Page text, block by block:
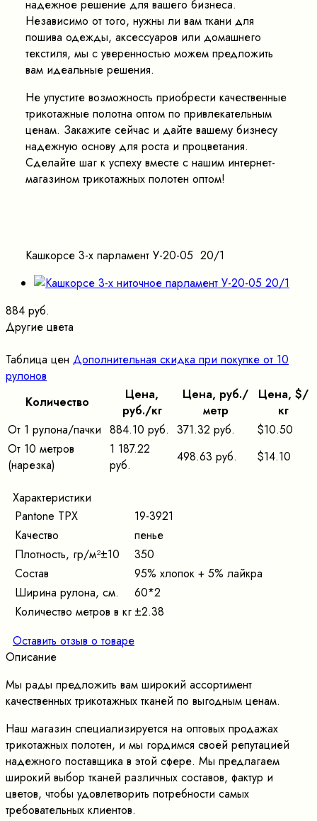
надежное решение для вашего бизнеса.
Независимо от того, нужны ли вам ткани для
пошива одежды, аксессуаров или домашнего
текстиля, мы с уверенностью можем предложить
вам идеальные решения.
Не упустите возможность приобрести качественные
трикотажные полотна оптом по привлекательным
ценам. Закажите сейчас и дайте вашему бизнесу
надежную основу для роста и процветания.
Сделайте шаг к успеху вместе с нашим интернет-
магазином трикотажных полотен оптом!
Кашкорсе 3-х парламент У-20-05 20/1
884 руб.
Другие цвета
Таблица цен Дополнительная скидка при покупке от 10
рулонов
Количество
Цена,
pуб./кг
Цена, pуб./
метр
Цена, $/
кг
От 1 рулона/пачки 884.10 руб. 371.32 руб.
$10.50
От 10 метров
(нарезка)
1 187.22
руб.
498.63 руб. $14.10
Характеристики
Pantone TPX
19-3921
Качество
пенье
Плотность, гр/м²±10
350
Состав
95% хлопок + 5% лайкра
Ширина рулона, см.
60*2
Количество метров в кг ±2.38
Оставить отзыв о товаре
Описание
Мы рады предложить вам широкий ассортимент
качественных трикотажных тканей по выгодным ценам.
Наш магазин специализируется на оптовых продажах
трикотажных полотен, и мы гордимся своей репутацией
надежного поставщика в этой сфере. Мы предлагаем
широкий выбор тканей различных составов, фактур и
цветов, чтобы удовлетворить потребности самых
требовательных клиентов.